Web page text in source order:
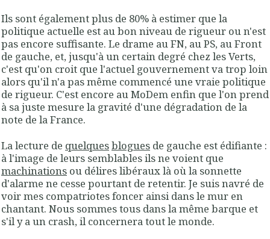
Ils sont également plus de 80% à estimer que la
politique actuelle est au bon niveau de rigueur ou n'est
pas encore suffisante. Le drame au FN, au PS, au Front
de gauche, et, jusqu'à un certain degré chez les Verts,
c'est qu'on croit que l'actuel gouvernement va trop loin
alors qu'il n'a pas même commencé une vraie politique
de rigueur. C'est encore au MoDem enfin que l'on prend
à sa juste mesure la gravité d'une dégradation de la
note de la France.
La lecture de quelquesblogues de gauche est édifiante :
à l'image de leurs semblables ils ne voient que
machinations ou délires libéraux là où la sonnette
d'alarme ne cesse pourtant de retentir. Je suis navré de
voir mes compatriotes foncer ainsi dans le mur en
chantant. Nous sommes tous dans la même barque et
s'il y a un crash, il concernera tout le monde.